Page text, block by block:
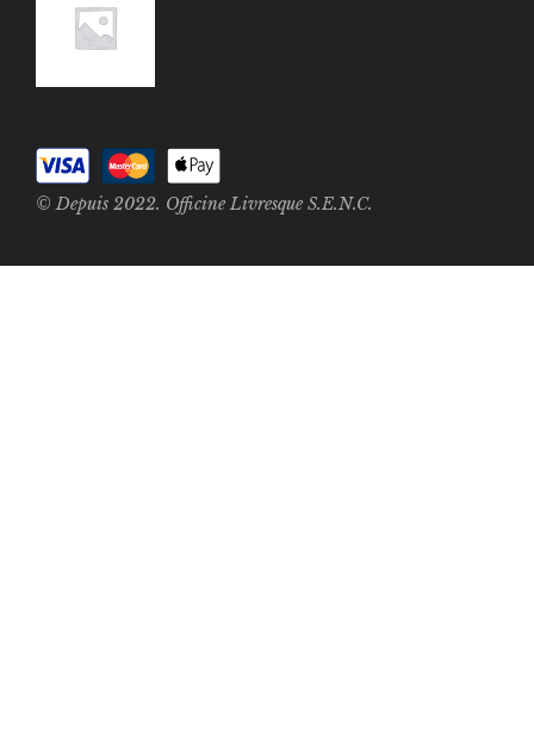
© Depuis 2022. Officine Livresque S.E.N.C.